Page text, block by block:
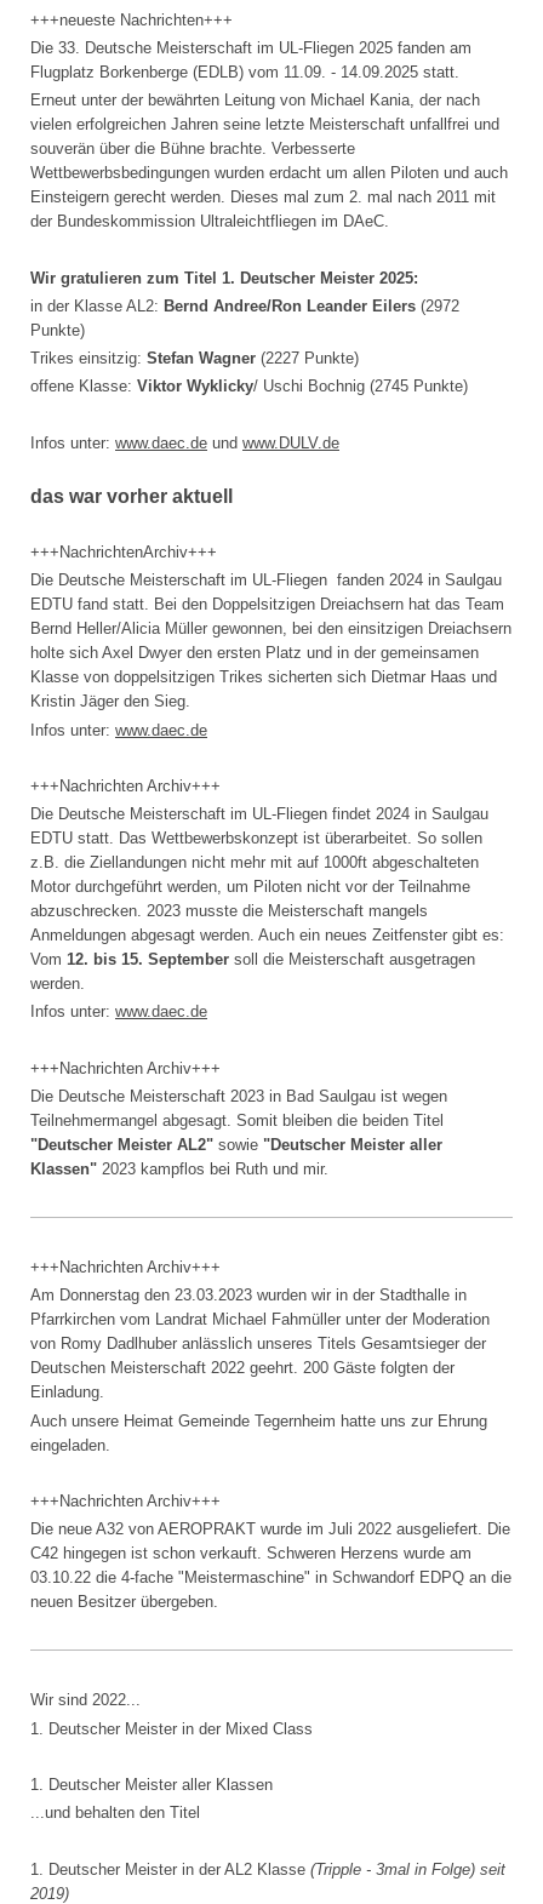
+++neueste Nachrichten+++
Die 33. Deutsche Meisterschaft im UL-Fliegen 2025 fanden am
Flugplatz Borkenberge (EDLB) vom 11.09. - 14.09.2025 statt.
Erneut unter der bewährten Leitung von Michael Kania, der nach
vielen erfolgreichen Jahren seine letzte Meisterschaft unfallfrei und
souverän über die Bühne brachte. Verbesserte
Wettbewerbsbedingungen wurden erdacht um allen Piloten und auch
Einsteigern gerecht werden. Dieses mal zum 2. mal nach 2011 mit
der Bundeskommission Ultraleichtfliegen im DAeC.
Wir gratulieren zum Titel 1. Deutscher Meister 2025:
in der Klasse AL2: Bernd Andree/Ron Leander Eilers (2972
Punkte)
Trikes einsitzig: Stefan Wagner (2227 Punkte)
offene Klasse: Viktor Wyklicky/ Uschi Bochnig (2745 Punkte)
Infos unter: www.daec.de und www.DULV.de
das war vorher aktuell
+++NachrichtenArchiv+++
Die Deutsche Meisterschaft im UL-Fliegen fanden 2024 in Saulgau
EDTU fand statt. Bei den Doppelsitzigen Dreiachsern hat das Team
Bernd Heller/Alicia Müller gewonnen, bei den einsitzigen Dreiachsern
holte sich Axel Dwyer den ersten Platz und in der gemeinsamen
Klasse von doppelsitzigen Trikes sicherten sich Dietmar Haas und
Kristin Jäger den Sieg.
Infos unter: www.daec.de
+++Nachrichten Archiv+++
Die Deutsche Meisterschaft im UL-Fliegen findet 2024 in Saulgau
EDTU statt. Das Wettbewerbskonzept ist überarbeitet. So sollen
z.B. die Ziellandungen nicht mehr mit auf 1000ft abgeschalteten
Motor durchgeführt werden, um Piloten nicht vor der Teilnahme
abzuschrecken. 2023 musste die Meisterschaft mangels
Anmeldungen abgesagt werden. Auch ein neues Zeitfenster gibt es:
Vom 12. bis 15. September soll die Meisterschaft ausgetragen
werden.
Infos unter: www.daec.de
+++Nachrichten Archiv+++
Die Deutsche Meisterschaft 2023 in Bad Saulgau ist wegen
Teilnehmermangel abgesagt. Somit bleiben die beiden Titel
"Deutscher Meister AL2" sowie "Deutscher Meister aller
Klassen" 2023 kampflos bei Ruth und mir.
+++Nachrichten Archiv+++
Am Donnerstag den 23.03.2023 wurden wir in der Stadthalle in
Pfarrkirchen vom Landrat Michael Fahmüller unter der Moderation
von Romy Dadlhuber anlässlich unseres Titels Gesamtsieger der
Deutschen Meisterschaft 2022 geehrt. 200 Gäste folgten der
Einladung.
Auch unsere Heimat Gemeinde Tegernheim hatte uns zur Ehrung
eingeladen.
+++Nachrichten Archiv+++
Die neue A32 von AEROPRAKT wurde im Juli 2022 ausgeliefert. Die
C42 hingegen ist schon verkauft. Schweren Herzens wurde am
03.10.22 die 4-fache "Meistermaschine" in Schwandorf EDPQ an die
neuen Besitzer übergeben.
Wir sind 2022...
1. Deutscher Meister in der Mixed Class
1. Deutscher Meister aller Klassen
...und behalten den Titel
1. Deutscher Meister in der AL2 Klasse (Tripple - 3mal in Folge) seit
2019)